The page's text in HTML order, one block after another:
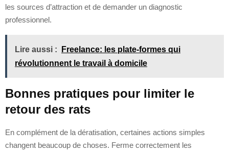
les sources d’attraction et de demander un diagnostic
professionnel.
Lire aussi :
Freelance: les plate-formes qui
révolutionnent le travail à domicile
Bonnes pratiques pour limiter le
retour des rats
En complément de la dératisation, certaines actions simples
changent beaucoup de choses. Ferme correctement les